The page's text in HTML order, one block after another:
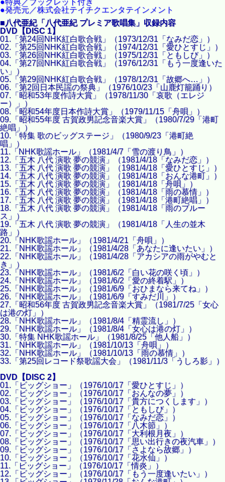
●特典／ブックレット付き
●発売元／株式会社テイチクエンタテインメント
■八代亜紀「八代亜紀 プレミア歌唱集」収録内容
DVD【DISC 1】
01.「第24回NHK紅白歌合戦」（1973/12/31「なみだ恋」）
02.「第25回NHK紅白歌合戦」（1974/12/31「愛ひとすじ」）
03.「第26回NHK紅白歌合戦」（1975/12/31「ともしび」）
04.「第27回NHK紅白歌合戦」（1976/12/31「もう一度逢いた
い」）
05.「第29回NHK紅白歌合戦」（1978/12/31「故郷へ…」）
06.「第2回日本民謡の祭典」（1976/10/23「山鹿灯籠踊り）
07.「昭和53年度作詩大賞」（1978/11/30「哀歌（エレジ
ー）」）
08.「昭和54年度日本作詩大賞」（1979/11/15「舟唄」）
09.「昭和55年度 古賀政男記念音楽大賞」（1980/7/29「港町
絶唱」）
10.「特集 歌のビッグステージ」（1980/9/23「港町絶
唱」）
11.「NHK歌謡ホール」（1981/4/7「雪の渡り鳥」）
12.「五木 八代 演歌 夢の競演」（1981/4/18「なみだ恋」）
13.「五木 八代 演歌 夢の競演」（1981/4/18「愛ひとすじ」）
14.「五木 八代 演歌 夢の競演」（1981/4/18「おんな港町」）
15.「五木 八代 演歌 夢の競演」（1981/4/18「舟唄」）
16.「五木 八代 演歌 夢の競演」（1981/4/18「雨の慕情」）
17.「五木 八代 演歌 夢の競演」（1981/4/18「港町絶唱」）
18.「五木 八代 演歌 夢の競演」（1981/4/18「雨のブルー
ス」）
19.「五木 八代 演歌 夢の競演」（1981/4/18「人生の並木
路」）
20.「NHK歌謡ホール」（1981/4/21「舟唄」）
21.「NHK歌謡ホール」（1981/4/28「あなたに逢いたい」）
22.「NHK歌謡ホール」（1981/4/28「アカシアの雨がやむと
き」）
23.「NHK歌謡ホール」（1981/6/2「白い花の咲く頃」）
24.「NHK歌謡ホール」（1981/6/2「愛の終着駅」）
25.「NHK歌謡ホール」（1981/6/9「おひまなら来てね」）
26.「NHK歌謡ホール」（1981/6/9「すみだ川」）
27.「昭和56年度 古賀政男記念音楽大賞」（1981/7/25「女心
は港の灯」）
28.「NHK歌謡ホール」（1981/8/4「精霊流し」）
29.「NHK歌謡ホール」（1981/8/4「女心は港の灯」）
30.「特集 NHK歌謡ホール」（1981/8/25「他人船」）
31.「NHK歌謡ホール」（1981/10/13「舟唄」）
32.「NHK歌謡ホール」（1981/10/13「雨の慕情」）
33.「第25回レコード祭歌謡大会」（1981/11/3「うしろ影」）
DVD【DISC 2】
01.「ビッグショー」（1976/10/17「愛ひとすじ」）
02.「ビッグショー」（1976/10/17「おんなの夢」）
03.「ビッグショー」（1976/10/17「貴方につくします」）
04.「ビッグショー」（1976/10/17「ともしび」）
05.「ビッグショー」（1976/10/17「なみだ恋」）
06.「ビッグショー」（1976/10/17「八木節」）
07.「ビッグショー」（1976/10/17「大利根月夜」）
08.「ビッグショー」（1976/10/17「思い出行きの夜汽車」）
09.「ビッグショー」（1976/10/17「さよなら故郷」）
10.「ビッグショー」（1976/10/17「花水仙」）
11.「ビッグショー」（1976/10/17「情炎」）
12.「ビッグショー」（1976/10/17「もう一度逢いたい」）